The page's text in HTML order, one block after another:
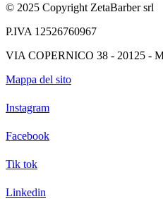
© 2025 Copyright ZetaBarber srl
P.IVA 12526760967
VIA COPERNICO 38 - 20125 -
Mappa del sito
Instagram
Facebook
Tik tok
Linkedin